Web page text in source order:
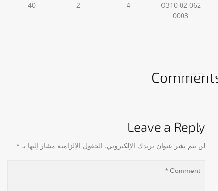
O310 02 062
0003
4
2
40
03
Leave a Reply
لن يتم نشر عنوان بريدك الإلكتروني. الحقول الإلزامية مشار إليها بـ *